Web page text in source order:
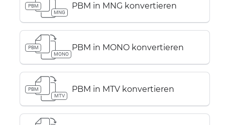
PBM
MNG
PBM in MNG konvertieren
PBM
MONO
PBM in MONO konvertieren
PBM
MTV
PBM in MTV konvertieren